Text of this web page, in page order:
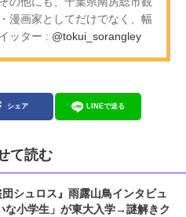
漫画家としてだけでなく、幅
ッター : @tokui_sorangley
シェア LINEで送る
て読む
団シュロス』雨露山鳥インタビュ
な小学生」が東大入学→謎解きク